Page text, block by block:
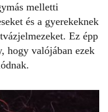
melletti
és a gyerekeknek
Ez épp
hogy valójában ezek